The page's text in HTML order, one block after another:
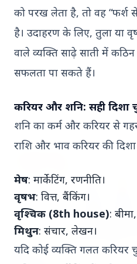
7 Jun 2025
भारतीय ज्योतिष
एक गहन विश्लेषण
Politics
को परख लेता है, तो वह “फर्श
है। उदाहरण के लिए, तुला या
वाले व्यक्ति साढ़े साती में
सफलता पा सकते हैं।
करियर और शनि: सही दिशा
शनि का कर्म और करियर से
राशि और भाव करियर की दिशा
मेष: मार्केटिंग, रणनीति।
वृषभ: वित्त, बैंकिंग।
वृश्चिक (8th house):
मिथुन: संचार, लेखन।
यदि कोई व्यक्ति गलत